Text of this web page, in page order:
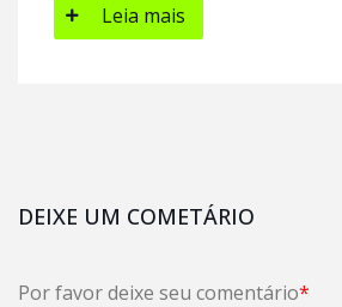
Leia mais
DEIXE UM COMETÁRIO
Por favor deixe seu comentário*